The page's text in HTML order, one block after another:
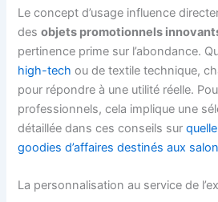
Le concept d’usage influence
desobjets promotionnels
pertinence prime sur l’abondance.
high-tech ou de textile technique,
pour répondre à une utilité réelle.
professionnels, cela implique une
détaillée dans ces conseils sur
goodies d’affaires destinés aux
La personnalisation au service de